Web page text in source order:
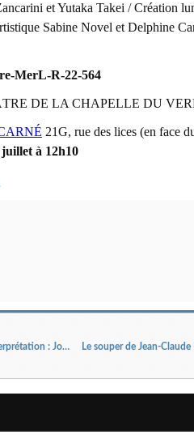
et Yutaka Takei / Création
Sabine Novel et Delphine
MerL-R-22-564
DE LA CHAPELLE DU
21G, rue des lices (en face
juillet à 12h10
Italino Grand Hotel. Création et interprétation : Jordi Magdaleno. Mise en scène: Tolo Ferrà.